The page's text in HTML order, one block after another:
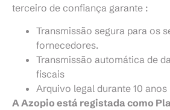
terceiro de confiança garante :
Transmissão segura para os
fornecedores.
Transmissão automática de
fiscais
Arquivo legal durante 10
A Azopio está registada como